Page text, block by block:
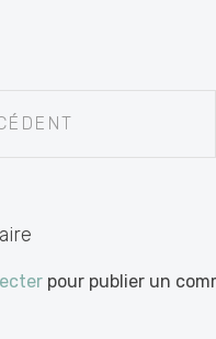
pour publier un